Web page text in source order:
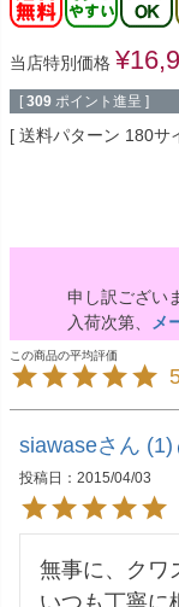
当店特別価格 ¥
[ 309 ポイント進呈 ]
送料パターン 180サ
申し訳ござい
入荷次第、
メ
siawase 1
投稿日
2015/04/03
無事に、クワ
いつも丁寧に